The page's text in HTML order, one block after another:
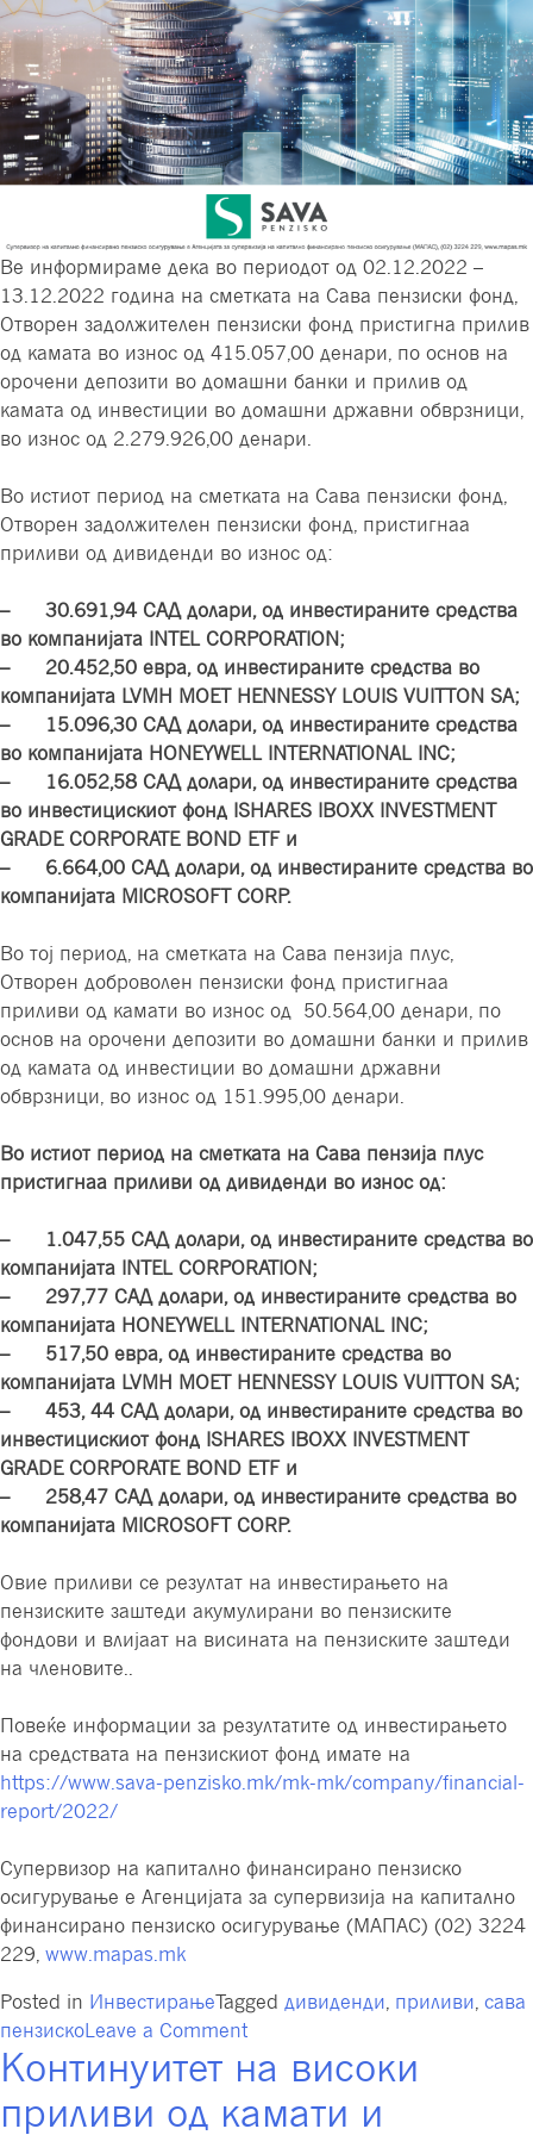
Ве информираме дека во периодот од 02.12.2022 –
13.12.2022 година на сметката на Сава пензиски фонд,
Отворен задолжителен пензиски фонд пристигна прилив
од камата во износ од 415.057,00 денари, по основ на
орочени депозити во домашни банки и прилив од
камата од инвестиции во домашни државни обврзници,
во износ од 2.279.926,00 денари.
Во истиот период на сметката на Сава пензиски фонд,
Отворен задолжителен пензиски фонд, пристигнаа
приливи од дивиденди во износ од:
– 30.691,94 САД долари, од инвестираните средства
во компанијата INTEL CORPORATION;
– 20.452,50 евра, од инвестираните средства во
компанијата LVMH MOET HENNESSY LOUIS VUITTON SA;
– 15.096,30 САД долари, од инвестираните средства
во компанијата HONEYWELL INTERNATIONAL INC;
– 16.052,58 САД долари, од инвестираните средства
во инвестицискиот фонд ISHARES IBOXX INVESTMENT
GRADE CORPORATE BOND ETF и
– 6.664,00 САД долари, од инвестираните средства во
компанијата MICROSOFT CORP.
Во тој период, на сметката на Сава пензија плус,
Отворен доброволен пензиски фонд пристигнаа
приливи од камати во износ од 50.564,00 денари, по
основ на орочени депозити во домашни банки и прилив
од камата од инвестиции во домашни државни
обврзници, во износ од 151.995,00 денари.
Во истиот период на сметката на Сава пензија плус
пристигнаа приливи од дивиденди во износ од:
– 1.047,55 САД долари, од инвестираните средства во
компанијата INTEL CORPORATION;
– 297,77 САД долари, од инвестираните средства во
компанијата HONEYWELL INTERNATIONAL INC;
– 517,50 евра, од инвестираните средства во
компанијата LVMH MOET HENNESSY LOUIS VUITTON SA;
– 453, 44 САД долари, од инвестираните средства во
инвестицискиот фонд ISHARES IBOXX INVESTMENT
GRADE CORPORATE BOND ETF и
– 258,47 САД долари, од инвестираните средства во
компанијата MICROSOFT CORP.
Овие приливи се резултат на инвестирањето на
пензиските заштеди акумулирани во пензиските
фондови и влијаат на висината на пензиските заштеди
на членовите..
Повеќе информации за резултатите од инвестирањето
на средствата на пензискиот фонд имате на
https://www.sava-penzisko.mk/mk-mk/company/financial-
report/2022/
Супервизор на капитално финансирано пензиско
осигурување е Агенцијата за супервизија на капитално
финансирано пензиско осигурување (МАПАС) (02) 3224
229, www.mapas.mk
Posted in ИнвестирањеTagged дивиденди, приливи, сава
пензискоLeave a Commenton
Приливи
од
дивиденди
Континуитет на високи
приливи од камати и